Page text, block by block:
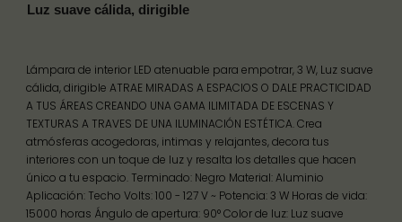
Luz suave cálida, dirigible
Lámpara de interior LED atenuable para empotrar, 3 W, Luz suave
cálida, dirigible ATRAE MIRADAS A ESPACIOS O DALE PRACTICIDAD
A TUS ÁREAS CREANDO UNA GAMA ILIMITADA DE ESCENAS Y
TEXTURAS A TRAVES DE UNA ILUMINACIÓN ESTÉTICA. Crea
atmósferas acogedoras, intimas y relajantes, decora tus
interiores con un toque de luz y resalta los detalles que hacen
único a tu espacio. Terminado: Negro Material: Aluminio
Aplicación: Techo Volts: 100 - 127 V ~ Potencia: 3 W Horas de vida:
15000 horas Ángulo de apertura: 90° Color de luz: Luz suave